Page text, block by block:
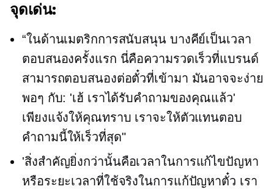
จุดเด่น:
“ในด้านเมตริกการสนับสนุน บางคีย์เป็นเวลา
ตอบสนองครั้งแรก นี่คือความรวดเร็วที่แบรนด์
สามารถตอบสนองต่อตั๋วที่เข้ามา มันอาจจะง่าย
พอๆ กับ: 'เฮ้ เราได้รับคำถามของคุณแล้ว'
เพียงแจ้งให้คุณทราบ เราจะให้ตัวแทนตอบ
คำถามนี้ให้เร็วที่สุด"
'สิ่งสำคัญยิ่งกว่านั้นคือเวลาในการแก้ไขปัญหา
หรือระยะเวลาที่ใช้จริงในการแก้ปัญหาตั๋ว เรา